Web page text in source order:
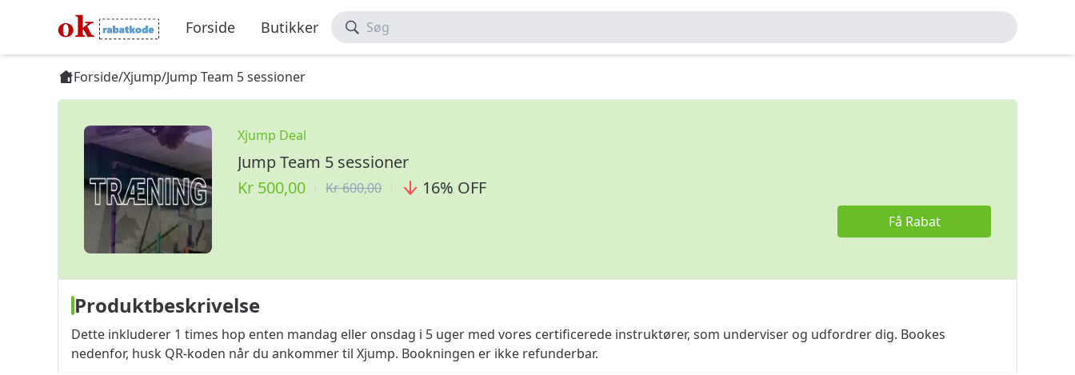
Forside Butikker Søg
Forside/Xjump/Jump Team 5 sessioner
Xjump Deal
Jump Team 5 sessioner
Kr 500,00
Kr 600,00 16% OFF
Få Rabat
Produktbeskrivelse
Dette inkluderer 1 times hop enten mandag eller onsdag i 5 uger med vores certificerede instruktører, som underviser og udfordrer dig. Bookes
nedenfor, husk QR-koden når du ankommer til Xjump. Bookningen er ikke refunderbar.